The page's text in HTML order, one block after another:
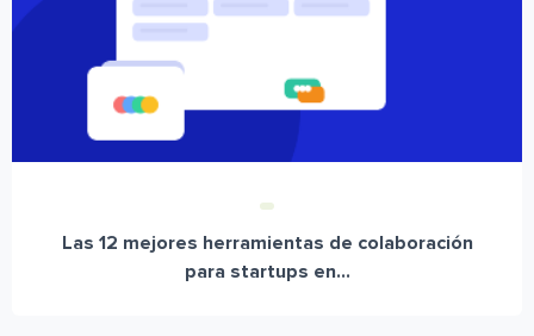
Las 12 mejores herramientas de colaboración
para startups en...